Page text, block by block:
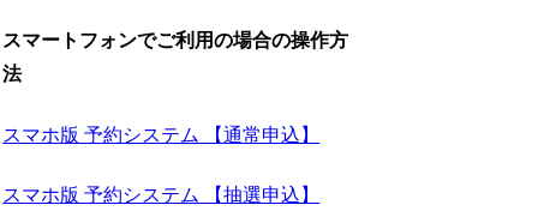
スマートフォンでご利用の場合の操作方
法
スマホ版 予約システム 【通常申込】
スマホ版 予約システム 【抽選申込】